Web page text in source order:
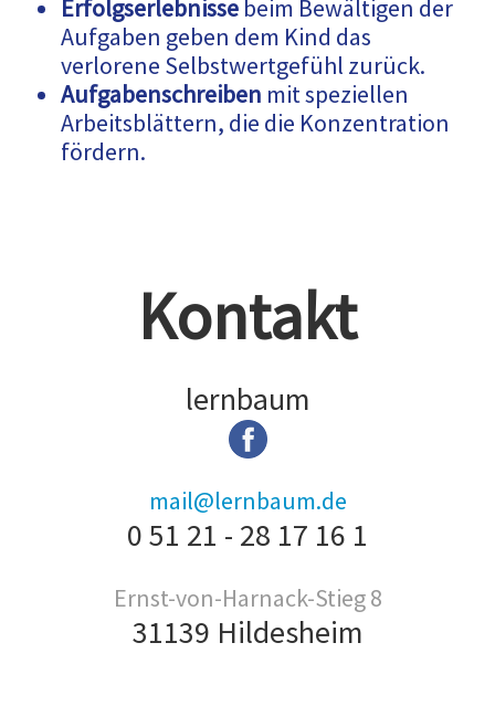
Erfolgserlebnisse beim Bewältigen der
Aufgaben geben dem Kind das
verlorene Selbstwertgefühl zurück.
Aufgabenschreiben mit speziellen
Arbeitsblättern, die die Konzentration
fördern.
Kontakt
lernbaum
mail@lernbaum.de
0 51 21 - 28 17 16 1
Ernst-von-Harnack-Stieg 8
31139 Hildesheim